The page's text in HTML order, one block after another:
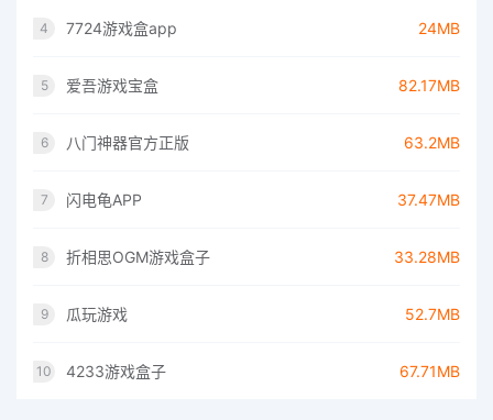
4 7724游戏盒app 24MB
5 爱吾游戏宝盒 82.17MB
6 八门神器官方正版 63.2MB
7 闪电龟APP 37.47MB
8 折相思OGM游戏盒子 33.28MB
9 瓜玩游戏 52.7MB
10 4233游戏盒子 67.71MB